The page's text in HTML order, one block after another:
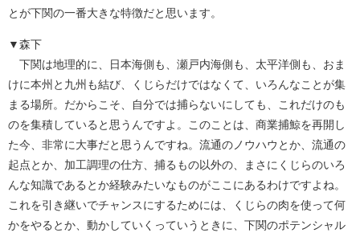
とが下関の一番大きな特徴だと思います。
▼森下
下関は地理的に、日本海側も、瀬戸内海側も、太平洋側も、おま
けに本州と九州も結び、くじらだけではなくて、いろんなことが集
まる場所。だからこそ、自分では捕らないにしても、これだけのも
のを集積していると思うんですよ。このことは、商業捕鯨を再開し
た今、非常に大事だと思うんですね。流通のノウハウとか、流通の
起点とか、加工調理の仕方、捕るもの以外の、まさにくじらのいろ
んな知識であるとか経験みたいなものがここにあるわけですよね。
これを引き継いでチャンスにするためには、くじらの肉を使って何
かをやるとか、動かしていくっていうときに、下関のポテンシャル